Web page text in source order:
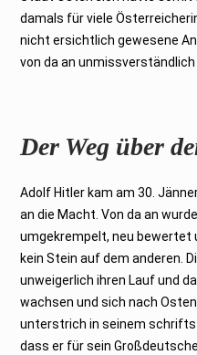
damals für viele
nicht ersichtlich gewesene
von da an unmissverständlich
Der Weg über
Adolf Hitler kam am 30.
an die Macht. Von da an
umgekrempelt, neu bewertet
kein Stein auf dem anderen.
unweigerlich ihren Lauf und
wachsen und sich nach
unterstrich in seinem
dass er für sein